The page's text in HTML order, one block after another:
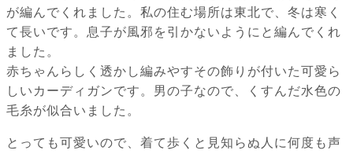
が編んでくれました。私の住む場所は東北で、冬は寒く
て長いです。息子が風邪を引かないようにと編んでくれ
ました。
赤ちゃんらしく透かし編みやすその飾りが付いた可愛ら
しいカーディガンです。男の子なので、くすんだ水色の
毛糸が似合いました。
とっても可愛いので、着て歩くと見知らぬ人に何度も声